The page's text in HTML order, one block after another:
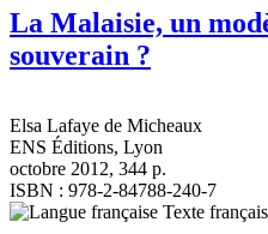
La Malaisie, un
souverain ?
Elsa Lafaye de Micheaux
ENS Éditions, Lyon
octobre 2012, 344 p.
ISBN : 978-2-84788-240-7
Texte français